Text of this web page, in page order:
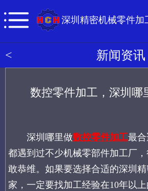
深圳精密机械零件加
< 新闻资讯
数控零件加工，深圳哪
深圳哪里做数控零件加工最
都遇到过不少机械零部件加工厂
敢恭维。如果要选择合适的深圳
家，一定要找加工经验在10年以